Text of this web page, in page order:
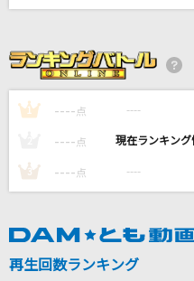
Vaundy
[生音]桜
ラブル
レベッカ
1 ---- 点 ----
---- 点 ----
3 ---- 点 ----
再生回数ランキング